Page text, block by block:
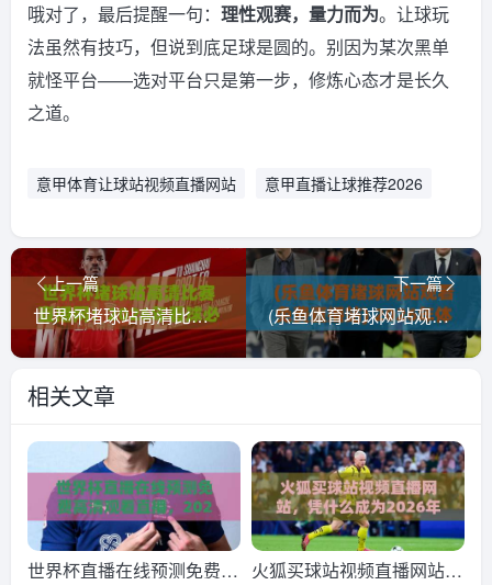
哦对了，最后提醒一句： 理性观赛，量力而为。让球玩
法虽然有技巧，但说到底足球是圆的。别因为某次黑单
就怪平台——选对平台只是第一步，修炼心态才是长久
之道。
意甲体育让球站视频直播网站 意甲直播让球推荐2026
上一篇
世界杯堵球站高清比赛直播网：2026年看球必备的5个选站技巧
下一篇
(乐鱼体育堵球网站观看免费直播站) 2026年体育迷必看！免费直播到底香不香？
相关文章
世界杯直播在线预测免费高
火狐买球站视频直播网站，